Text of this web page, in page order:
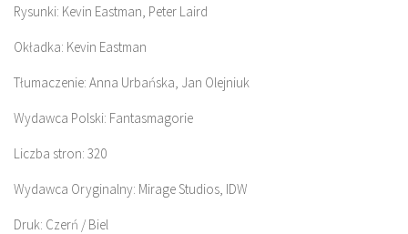
Rysunki: Kevin Eastman, Peter Laird
Okładka: Kevin Eastman
Tłumaczenie: Anna Urbańska, Jan Olejniuk
Wydawca Polski: Fantasmagorie
Liczba stron: 320
Wydawca Oryginalny: Mirage Studios, IDW
Druk: Czerń / Biel